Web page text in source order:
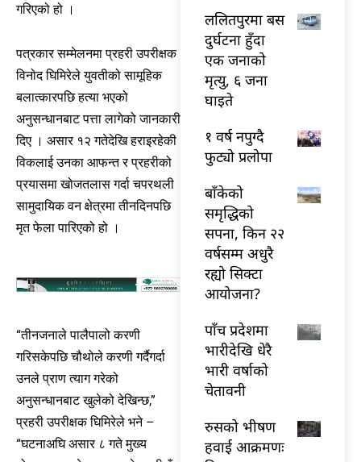
गरिएको हो ।
पत्रकार सम्मेलनमा प्रहरी उपरीक्षक
विनोद घिमिरेले युवतीको सामूहिक
बलात्कारपछि हत्या भएको
अनुसन्धानबाट पत्ता लागेको जानकारी
दिए । असार १२ गतेदेखि हराइरहेकी
विकलाई उनका आफन्त र प्रहरीको
प्रयासमा खोजतलास गर्दा चपरथली
सामुदायिक वन क्षेत्रमा तीनदिनपछि
मृत फेला पारिएको हो ।
“तीनजनाले पालैपालो करणी
गरिसकेपछि चौथोले करणी गर्दैगर्दा
उनले प्राण त्याग गरेको
अनुसन्धानबाट खुलेको देखिन्छ,”
प्रहरी उपरीक्षक घिमिरेले भने –
“घटनाअघि असार ८ गते मुख्य
ललितपुरमा बस
दुर्घटना हुँदा
एक जनाको
मृत्यु, ६ जना
घाइते
१ वर्ष नपुग्दै
फुट्यो प्रलोपा
बाँकेको
समृद्धिको
सपना, किन २२
वर्षसम्म अधुरै
रह्यो सिक्टा
आयोजना?
पाँच प्रदेशमा
भारीदेखि धेरै
भारी वर्षाको
चेतावनी
रुसको भीषण
हवाई आक्रमणः